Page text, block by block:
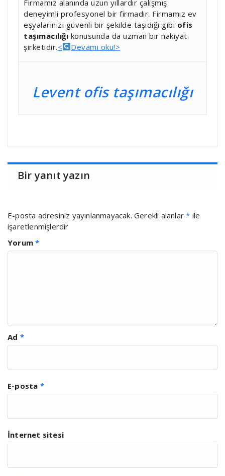
Firmamız alanında uzun yıllardır çalışmış
deneyimli profesyonel bir firmadır. Firmamız ev
eşyalarınızı güvenli bir şekilde taşıdığı gibi ofis
taşımacılığı konusunda da uzman bir nakiyat
şirketidir.< Devamı oku!>
Levent ofis taşımacılığı
Bir yanıt yazın
E-posta adresiniz yayınlanmayacak. Gerekli alanlar* ile
işaretlenmişlerdir
Yorum*
Ad *
E-posta *
İnternet sitesi